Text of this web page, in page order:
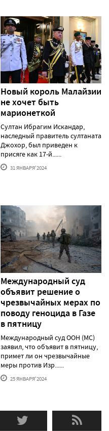
Новый король Малайзии
не хочет быть
марионеткой
Султан Ибрагим Искандар,
наследный правитель султаната
Джохор, был приведен к
присяге как 17-й......
31 ЯНВАРЯ'2024
Международный суд
объявит решение о
чрезвычайных мерах по
поводу геноцида в Газе
в пятницу
Международный суд ООН (МС)
заявил, что объявит в пятницу,
примет ли он чрезвычайные
меры против Изр......
25 ЯНВАРЯ'2024